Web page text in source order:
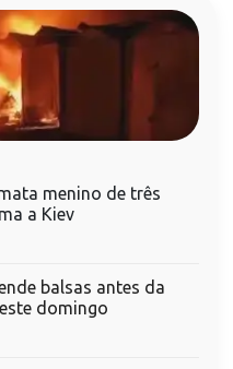
menino de três
a Kiev
balsas antes da
domingo